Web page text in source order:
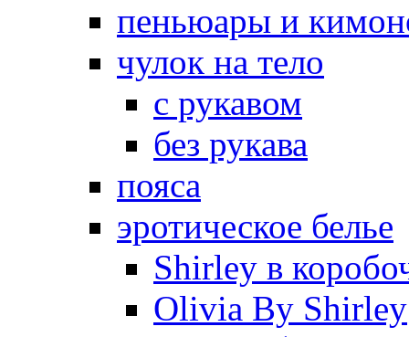
пеньюары и
чулок на тело
с рукавом
без рукава
пояса
эротическое белье
Shirley в
Olivia By Shirley